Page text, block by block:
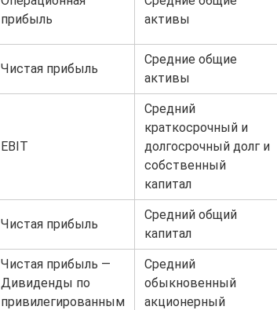
прибыль
активы
Чистая прибыль
Средние общие
активы
EBIT
Средний
краткосрочный и
долгосрочный долг и
собственный
капитал
Чистая прибыль
Средний общий
капитал
Чистая прибыль —
Дивиденды по
привилегированным
Средний
обыкновенный
акционерный